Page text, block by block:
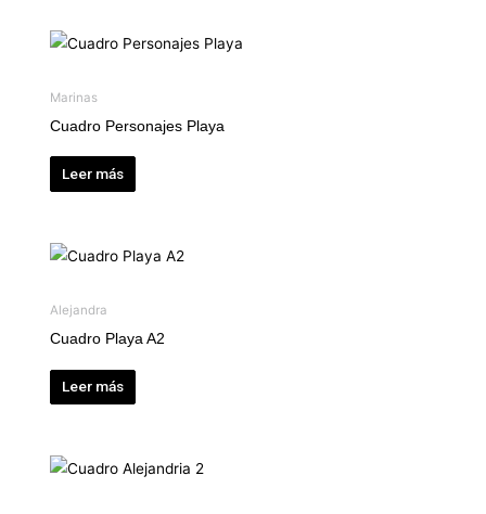
Marinas
Cuadro Personajes Playa
Leer más
Alejandra
Cuadro Playa A2
Leer más